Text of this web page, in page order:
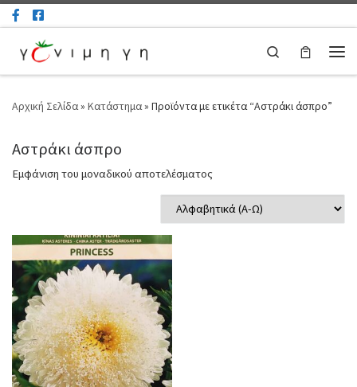
Μετάβαση στο περιεχόμενο
Search
Αρχική Σελίδα» Κατάστημα» Προϊόντα με ετικέτα “Αστράκι άσπρο”
Αστράκι άσπρο
Εμφάνιση του μοναδικού αποτελέσματος